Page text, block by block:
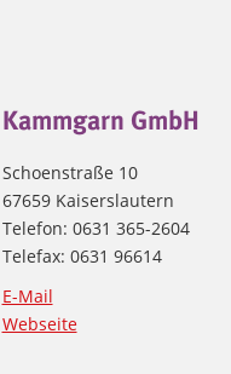
Kammgarn GmbH
Schoenstraße 10
67659 Kaiserslautern
Telefon: 0631 365-2604
Telefax: 0631 96614
E-Mail
Webseite